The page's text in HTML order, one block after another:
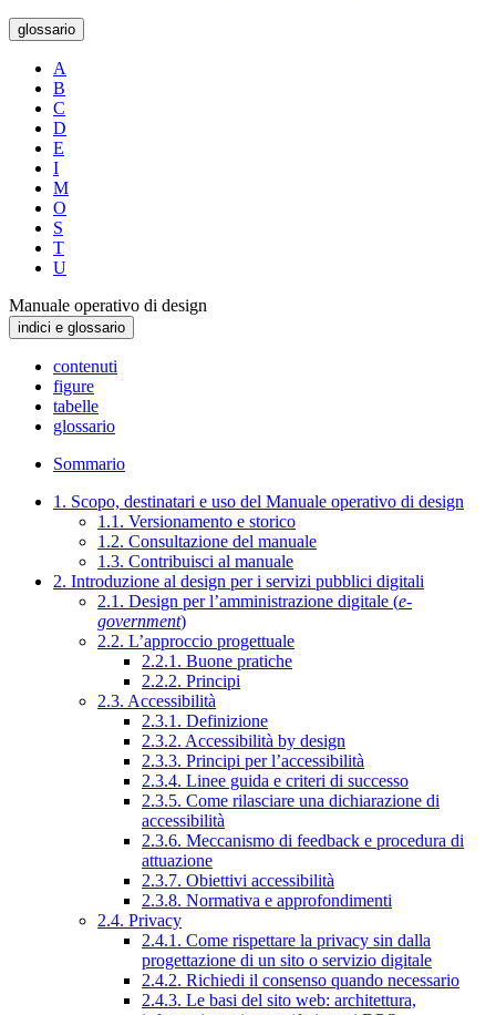
glossario
A
B
C
D
E
I
M
O
S
T
U
Manuale operativo di design
indici e glossario
contenuti
figure
tabelle
glossario
Sommario
1. Scopo, destinatari e uso del Manuale operativo di design
1.1. Versionamento e storico
1.2. Consultazione del manuale
1.3. Contribuisci al manuale
2. Introduzione al design per i servizi pubblici digitali
2.1. Design per l’amministrazione digitale (e-
government)
2.2. L’approccio progettuale
2.2.1. Buone pratiche
2.2.2. Principi
2.3. Accessibilità
2.3.1. Definizione
2.3.2. Accessibilità by design
2.3.3. Principi per l’accessibilità
2.3.4. Linee guida e criteri di successo
2.3.5. Come rilasciare una dichiarazione di
accessibilità
2.3.6. Meccanismo di feedback e procedura di
attuazione
2.3.7. Obiettivi accessibilità
2.3.8. Normativa e approfondimenti
2.4. Privacy
2.4.1. Come rispettare la privacy sin dalla
progettazione di un sito o servizio digitale
2.4.2. Richiedi il consenso quando necessario
2.4.3. Le basi del sito web: architettura,